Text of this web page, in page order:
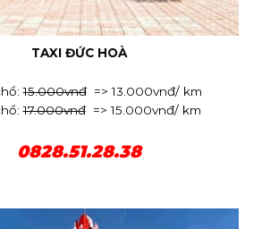
TAXI ĐỨC HOÀ
15.000vnđ=> 13.000vnđ/ km
17.000vnđ=> 15.000vnđ/ km
0828.51.28.38